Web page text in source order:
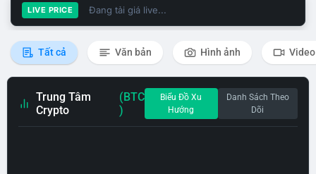
LIVE PRICE Đang tải giá live...
Tất cả Văn bản Hình ảnh Video
Trung Tâm
Crypto
(BTC
)
Biểu Đồ Xu
Hướng
Danh Sách Theo
Dõi